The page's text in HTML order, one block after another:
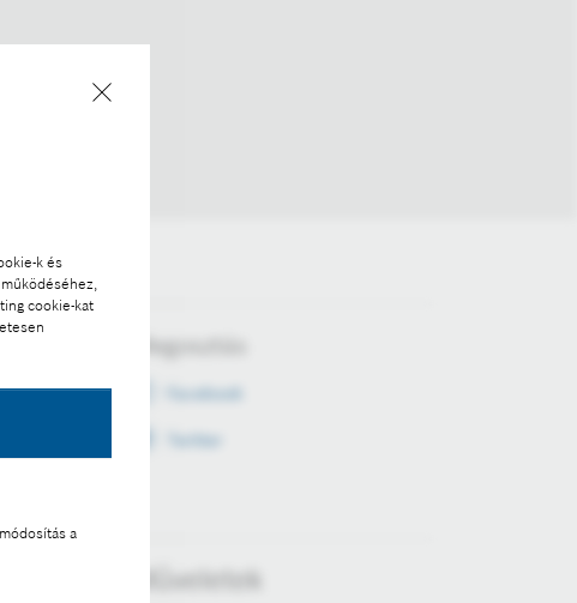
k és
cookie-kat
a
Megosztás
Facebook
Twitter
Műveletek